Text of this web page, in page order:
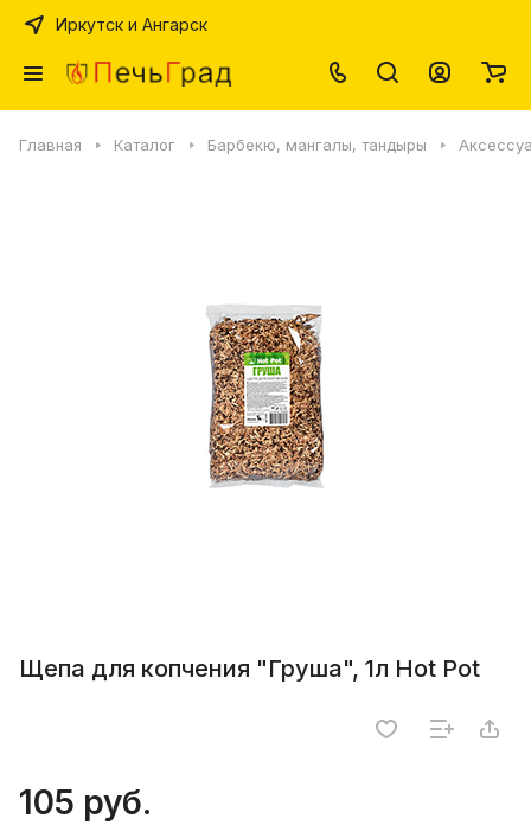
Иркутск и Ангарск
Главная Каталог Барбекю, мангалы, тандыры
Щепа для копчения "Груша", 1л Hot Pot
105 руб.